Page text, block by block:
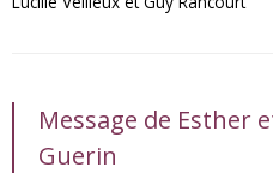
Message de Esther
Guerin